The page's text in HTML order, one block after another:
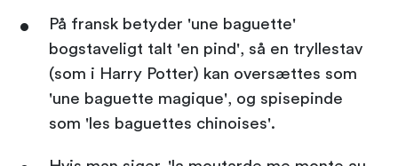
På fransk betyder 'une baguette'
bogstaveligt talt 'en pind', så en tryllestav
(som i Harry Potter) kan oversættes som
'une baguette magique', og spisepinde
som 'les baguettes chinoises'.